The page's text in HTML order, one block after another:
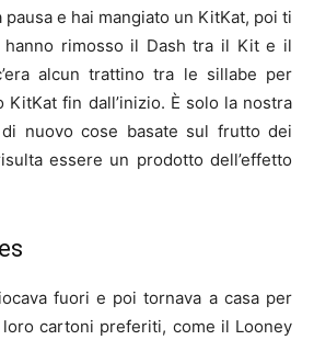
e hai mangiato un KitKat, poi ti
hanno rimosso il Dash tra il Kit e il
alcun trattino tra le sillabe per
KitKat fin dall’inizio. È solo la nostra
nuovo cose basate sul frutto dei
essere un prodotto dell’effetto
fuori e poi tornava a casa per
cartoni preferiti, come il Looney